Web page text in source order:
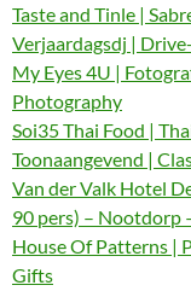
Taste and Tinle |
Verjaardagsdj |
My Eyes 4U |
Photography
Soi35 Thai Food |
Toonaangevend |
Van der Valk Hotel
90 pers) – Nootdorp
House Of Patterns |
Gifts